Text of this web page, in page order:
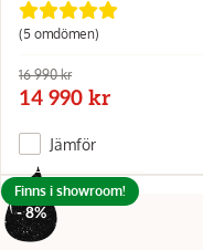
(5 omdömen)
16 990 kr
14 990 kr
Jämför
- 8%
Finns i showroom!